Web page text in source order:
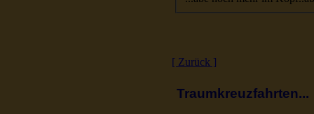
[ Zurück ]
Traumkreuzfahrten...